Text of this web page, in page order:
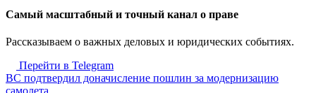
Cамый масштабный и точный канал о праве
Рассказываем о важных деловых и юридических событиях.
Перейти в Telegram
ВС подтвердил доначисление пошлин за модернизацию